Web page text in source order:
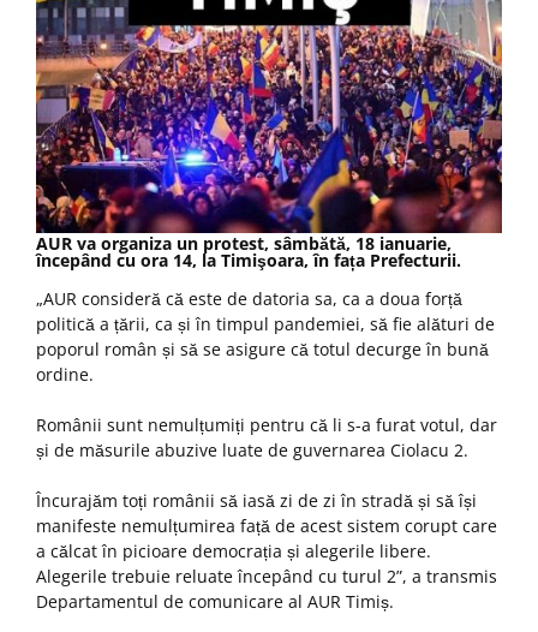
AUR va organiza un protest, sâmbătă, 18 ianuarie,
începând cu ora 14, la Timişoara, în fața Prefecturii.
„AUR consideră că este de datoria sa, ca a doua forță
politică a țării, ca și în timpul pandemiei, să fie alături de
poporul român și să se asigure că totul decurge în bună
ordine.
Românii sunt nemulțumiți pentru că li s-a furat votul, dar
și de măsurile abuzive luate de guvernarea Ciolacu 2.
Încurajăm toți românii să iasă zi de zi în stradă și să își
manifeste nemulțumirea față de acest sistem corupt care
a călcat în picioare democrația și alegerile libere.
Alegerile trebuie reluate începând cu turul 2”, a transmis
Departamentul de comunicare al AUR Timiș.